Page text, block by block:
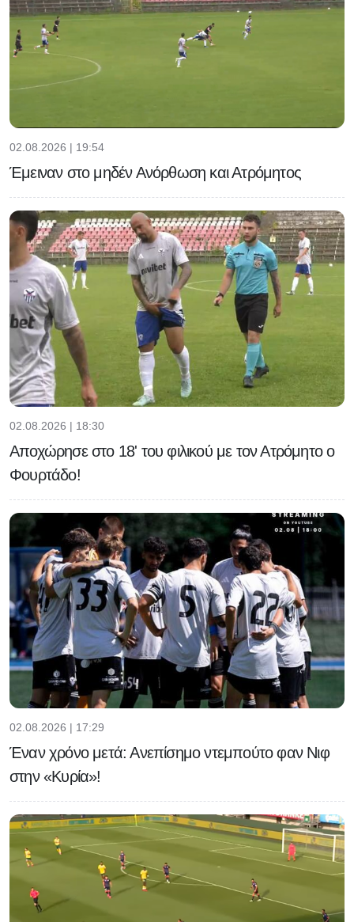
02.08.2026 | 19:54
Έμειναν στο μηδέν Ανόρθωση και Ατρόμητος
02.08.2026 | 18:30
Αποχώρησε στο 18' του φιλικού με τον Ατρόμητο ο
Φουρτάδο!
02.08.2026 | 17:29
Έναν χρόνο μετά: Ανεπίσημο ντεμπούτο φαν Νιφ
στην «Κυρία»!